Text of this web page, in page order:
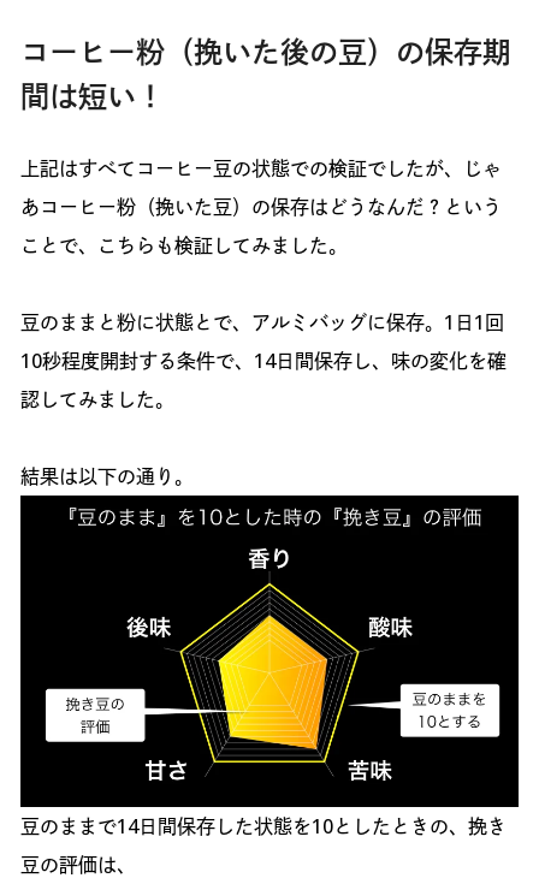
コーヒー粉（挽いた後の豆）の保存期
間は短い！
上記はすべてコーヒー豆の状態での検証でしたが、じゃ
あコーヒー粉（挽いた豆）の保存はどうなんだ？という
ことで、こちらも検証してみました。
豆のままと粉に状態とで、アルミバッグに保存。1日1回
10秒程度開封する条件で、14日間保存し、味の変化を確
認してみました。
結果は以下の通り。
豆のままで14日間保存した状態を10としたときの、挽き
豆の評価は、